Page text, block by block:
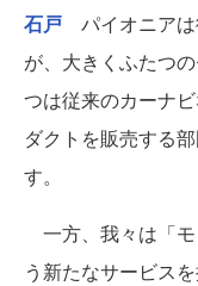
石戸 パイオニア
が、大きくふたつ
つは従来のカーナ
ダクトを販売する
す。
一方、我々は「
う新たなサービス